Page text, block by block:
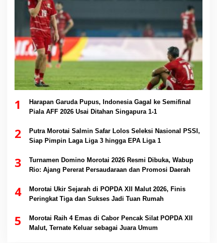
1
Harapan Garuda Pupus, Indonesia Gagal ke Semifinal
Piala AFF 2026 Usai Ditahan Singapura 1-1
2
Putra Morotai Salmin Safar Lolos Seleksi Nasional PSSI,
Siap Pimpin Laga Liga 3 hingga EPA Liga 1
3
Turnamen Domino Morotai 2026 Resmi Dibuka, Wabup
Rio: Ajang Pererat Persaudaraan dan Promosi Daerah
4
Morotai Ukir Sejarah di POPDA XII Malut 2026, Finis
Peringkat Tiga dan Sukses Jadi Tuan Rumah
5
Morotai Raih 4 Emas di Cabor Pencak Silat POPDA XII
Malut, Ternate Keluar sebagai Juara Umum